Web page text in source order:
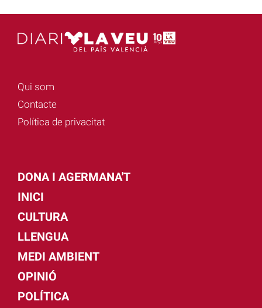
Qui som
Contacte
Política de privacitat
DONA I AGERMANA'T
INICI
CULTURA
LLENGUA
MEDI AMBIENT
OPINIÓ
POLÍTICA